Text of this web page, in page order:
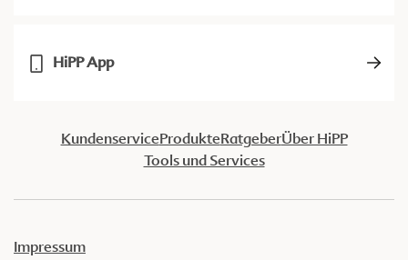
HiPP App
KundenserviceProdukteRatgeberÜber HiPP
Tools und Services
Impressum